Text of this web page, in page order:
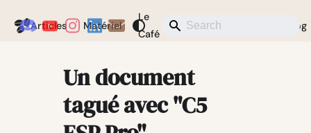
Coffeegeek
Articles Matériel
Le
Café
Actualités Blog
Un document
tagué avec "C5